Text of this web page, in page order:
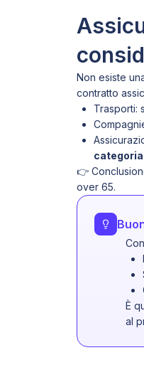
Non esiste
contratto
Trasporti:
👉
over 65.
È
al